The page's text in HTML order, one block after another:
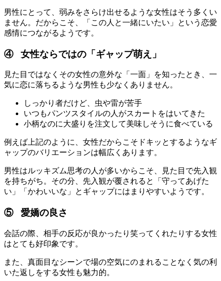
男性にとって、弱みをさらけ出せるような女性はそう多くい
ません。だからこそ、「この人と一緒にいたい」という恋愛
感情につながるようです。
④ 女性ならではの「ギャップ萌え」
見た目ではなくその女性の意外な「一面」を知ったとき、一
気に恋に落ちるような男性も少なくありません。
しっかり者だけど、虫や雷が苦手
いつもパンツスタイルの人がスカートをはいてきた
小柄なのに大盛りを注文して美味しそうに食べている
例えば上記のように、女性だからこそドキッとするようなギ
ャップのバリエーションは幅広くあります。
男性はルッキズム思考の人が多いからこそ、見た目で先入観
を持ちがち。その分、先入観が覆されると「守ってあげた
い」「かわいいな」とギャップにはまりやすいようです。
⑤ 愛嬌の良さ
会話の際、相手の反応が良かったり笑ってくれたりする女性
はとても好印象です。
また、真面目なシーンで場の空気にのまれることなく気の利
いた返しをする女性も魅力的。